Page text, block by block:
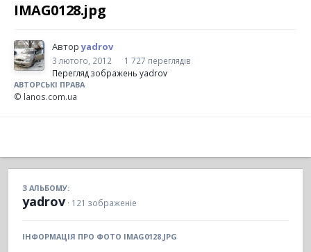
IMAG0128.jpg
Авторyadrov
3 лютого, 2012
1 727 переглядів
Перегляд зображень yadrov
АВТОРСЬКІ ПРАВА
© lanos.com.ua
З АЛЬБОМУ:
yadrov · 121 зображеніе
ІНФОРМАЦІЯ ПРО ФОТО IMAG0128.JPG